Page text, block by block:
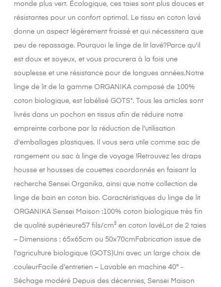
monde plus vert. Écologique, ces taies sont plus douces et
résistantes pour un confort optimal. Le tissu en coton lavé
donne un aspect légèrement froissé et qui nécessitera que
peu de repassage. Pourquoi le linge de lit lavé?Parce qu'il
est doux et soyeux, et vous procurera à la fois une
souplesse et une résistance pour de longues années.Notre
linge de lit de la gamme ORGANIKA composé de 100%
coton biologique, est labélisé GOTS*. Tous les articles sont
livrés dans un pochon en tissus afin de réduire notre
empreinte carbone par la réduction de l'utilisation
d'emballages plastiques. Il vous sera utile comme sac de
rangement ou sac à linge de voyage !Retrouvez les draps
housse et housses de couettes coordonnés en faisant la
recherche Sensei Organika, ainsi que notre collection de
linge de bain en coton bio. Caractéristiques du linge de lit
ORGANIKA Sensei Maison :100% coton biologique très fin
de qualité supérieure57 fils/cm² en coton lavéLot de 2 taies
– Dimensions : 65x65cm ou 50x70cmFabrication issue de
l'agriculture biologique (GOTS)Uni avec un large choix de
couleurFacile d'entretien – Lavable en machine 40° -
Séchage modéré Depuis des décennies, Sensei Maison